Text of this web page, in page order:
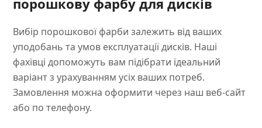
Вибір порошкової фарби залежить від ваших
уподобань та умов експлуатації дисків. Наші
фахівці допоможуть вам підібрати ідеальний
варіант з урахуванням усіх ваших потреб.
Замовлення можна оформити через наш веб-сайт
або по телефону.